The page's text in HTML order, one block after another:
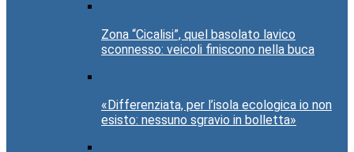
Zona “Cicalisi”, quel basolato lavico
sconnesso: veicoli finiscono nella buca
«Differenziata, per l’isola ecologica io non
esisto: nessuno sgravio in bolletta»